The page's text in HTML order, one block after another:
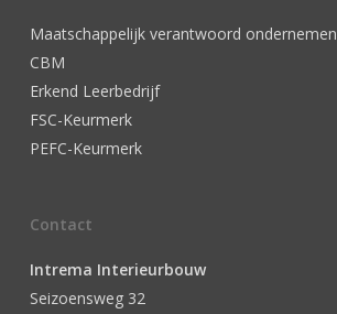
Maatschappelijk verantwoord ondernemen
CBM
Erkend Leerbedrijf
FSC-Keurmerk
PEFC-Keurmerk
Contact
Intrema Interieurbouw
Seizoensweg 32